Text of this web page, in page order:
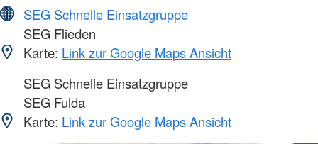
SEG Schnelle Einsatzgruppe
SEG Flieden
Karte: Link zur Google Maps Ansicht
SEG Schnelle Einsatzgruppe
SEG Fulda
Karte: Link zur Google Maps Ansicht